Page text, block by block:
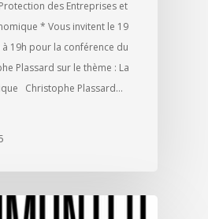
des Entreprises et
* Vous invitent le 19
19h pour la conférence du
Plassard sur le thème : La
Christophe Plassard…